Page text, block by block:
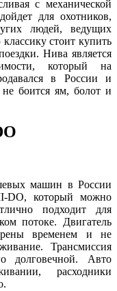
с механической
для охотников,
людей, ведущих
стоит купить
Нива является
который на
в России и
боится ям, болот и
машин в России
DO, который можно
подходит для
потоке. Двигатель
временем и не
Трансмиссия
долговечной. Авто
расходники